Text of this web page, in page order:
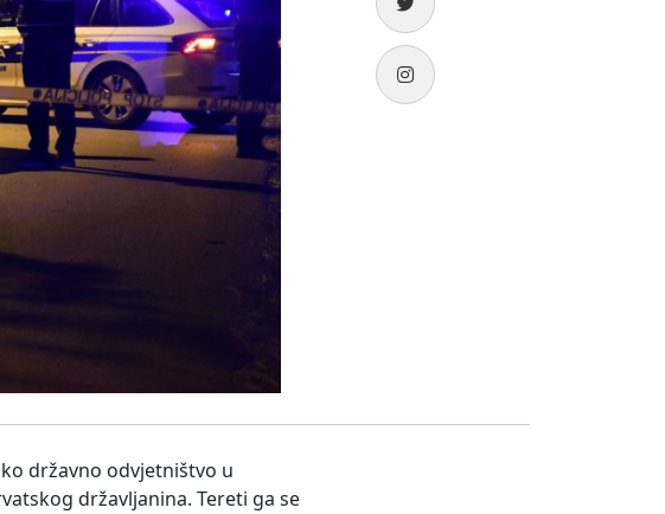
državno odvjetništvo u
državljanina. Tereti ga se